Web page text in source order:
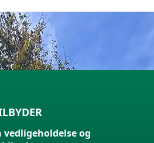
vedligeholdelse og